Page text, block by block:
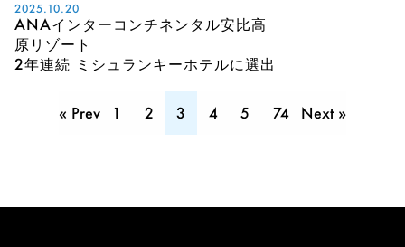
2025.10.20
ANAインターコンチネンタル安比高
原リゾート
2年連続 ミシュランキーホテルに選出
« Prev 1 2 3 4 5 74 Next »